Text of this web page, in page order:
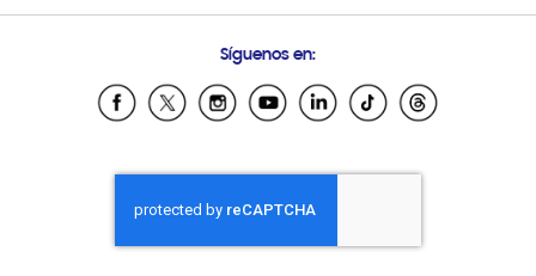
Samsung Ecuador
Samsung El Salvador
Samsung Honduras
Samsung Nicaragua
Samsung Panamá
Síguenos en: